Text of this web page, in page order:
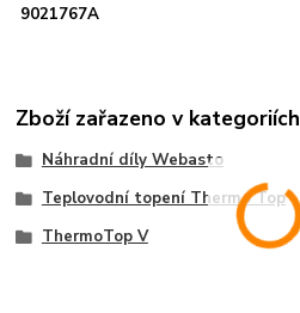
9021767A
Zboží zařazeno v kategoriích
Náhradní díly Webasto
Teplovodní topení Thermo Top
ThermoTop V